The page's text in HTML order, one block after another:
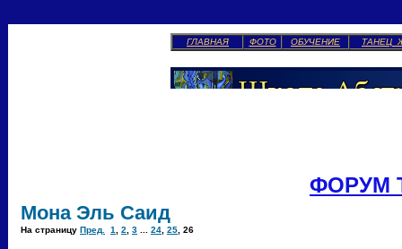
ГЛАВНАЯ ФОТО ОБУЧЕНИЕ ТАНЕЦ
ФОРУМ
Мона Эль Саид
На страницу Пред. 1 2 3 24 25 26